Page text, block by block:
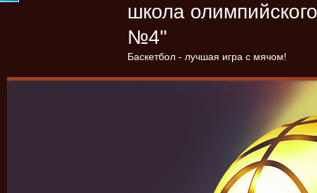
школа
№4"
Баскетбол - лучшая игра с мячом!